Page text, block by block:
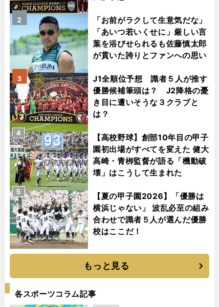
「お前がラクして生意気だな」
「あいつ若いくせに」厳しい言
葉を浴びせられるも佐藤慎太郎
が貫いた誇りとファンへの思い
2
J1全順位予想 識者５人が推す
優勝候補筆頭は？ J2降格の憂
き目に遭いそうな３クラブと
は？
3
【高校野球】創部10年目の甲子
園初出場がすべてを変えた 健大
高崎・青栁監督が語る「機動破
壊」はこうして生まれた
4
【夏の甲子園2026】「優勝は
横浜じゃない」 波乱必至の組み
合わせで識者５人が選んだ優勝
校はここだ！
5
もっと見る
各スポーツコラム記事